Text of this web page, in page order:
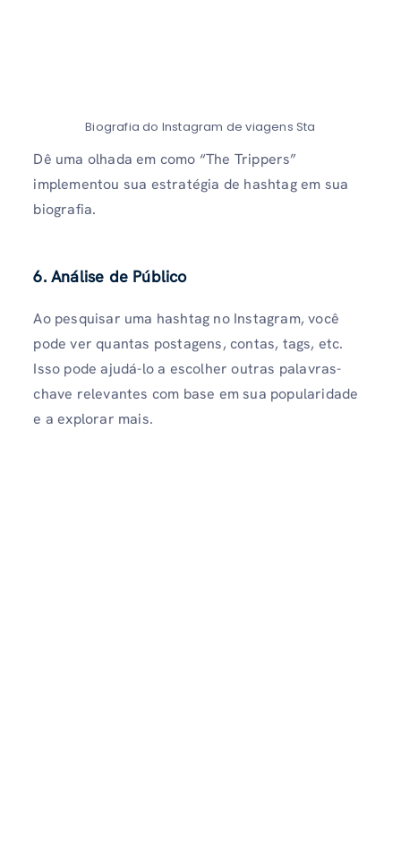
Biografia do Instagram de viagens Sta
Dê uma olhada em como “The Trippers”
implementou sua estratégia de hashtag em sua
biografia.
6. Análise de Público
Ao pesquisar uma hashtag no Instagram, você
pode ver quantas postagens, contas, tags, etc.
Isso pode ajudá-lo a escolher outras palavras-
chave relevantes com base em sua popularidade
e a explorar mais.